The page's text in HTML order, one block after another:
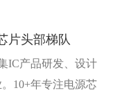
片头部梯队
IC产品研发、设计
10+年专注电源芯